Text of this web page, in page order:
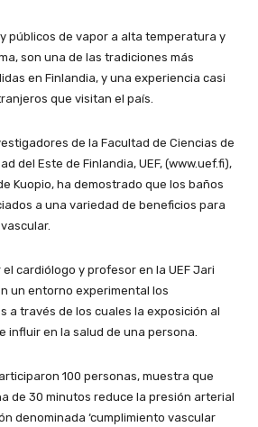
públicos de vapor a alta temperatura y
son una de las tradiciones más
en Finlandia, y una experiencia casi
que visitan el país.
de la Facultad de Ciencias de
del Este de Finlandia, UEF, (www.uef.fi),
Kuopio, ha demostrado que los baños
a una variedad de beneficios para
cardiólogo y profesor en la UEF Jari
un entorno experimental los
a través de los cuales la exposición al
influir en la salud de una persona.
100 personas, muestra que
de 30 minutos reduce la presión arterial
denominada ‘cumplimiento vascular